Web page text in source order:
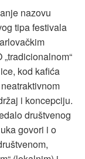
nazovu
tipa festivala
kod kafića
i koncepciju.
društvenog
govori i o